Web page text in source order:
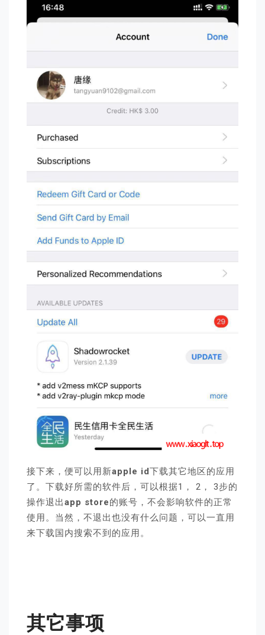
接下来，便可以用新apple id下载其它地区的应用
了。下载好所需的软件后，可以根据1， 2， 3步的
操作退出app store的账号，不会影响软件的正常
使用。当然，不退出也没有什么问题，可以一直用
来下载国内搜索不到的应用。
其它事项